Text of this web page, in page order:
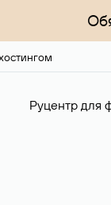
Руцентр для